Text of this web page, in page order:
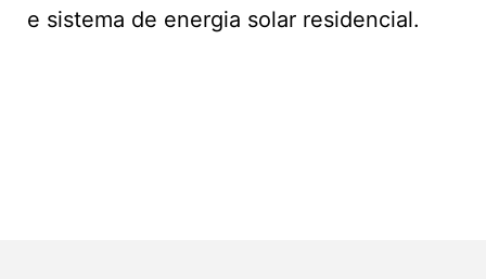
e sistema de energia solar residencial.